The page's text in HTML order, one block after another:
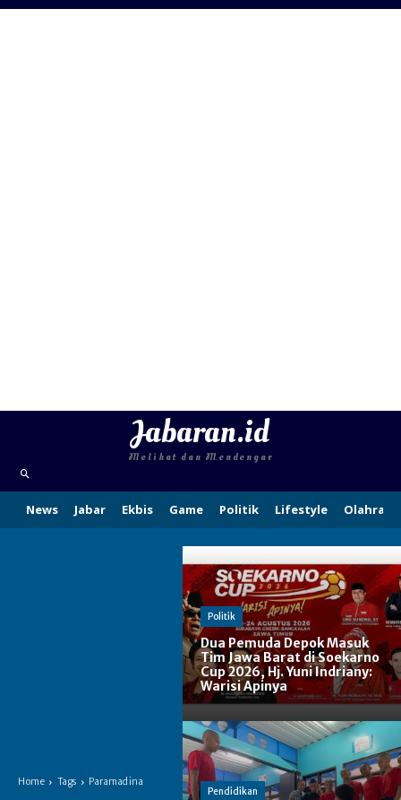
Jabaran.id
Melihat dan Mendengar
News Jabar Ekbis Game Politik Lifestyle Olahraga
Home Tags Paramadina
Politik
Dua Pemuda Depok Masuk
Tim Jawa Barat di Soekarno
Cup 2026, Hj. Yuni Indriany:
Warisi Apinya
Pendidikan